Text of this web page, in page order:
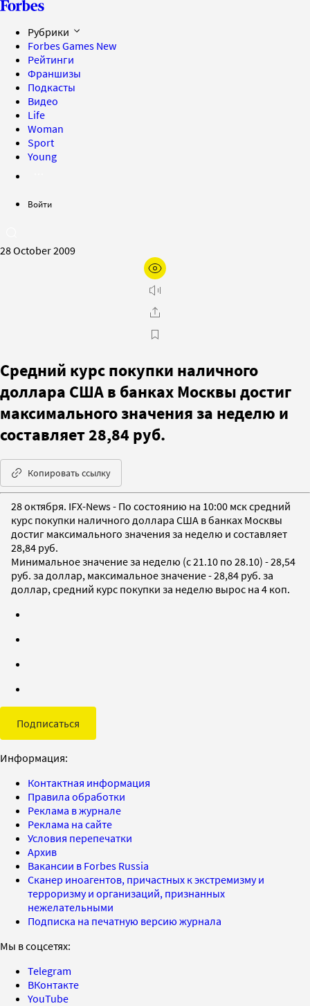
Рубрики
Forbes Games New
Рейтинги
Франшизы
Подкасты
Видео
Life
Woman
Sport
Young
Войти
28 October 2009
Средний курс покупки наличного
доллара США в банках Москвы достиг
максимального значения за неделю и
составляет 28,84 руб.
Копировать ссылку
28 октября. IFX-News - По состоянию на 10:00 мск средний
курс покупки наличного доллара США в банках Москвы
достиг максимального значения за неделю и составляет
28,84 руб.
Минимальное значение за неделю (c 21.10 по 28.10) - 28,54
руб. за доллар, максимальное значение - 28,84 руб. за
доллар, cредний курс покупки за неделю вырос на 4 коп.
Подписаться
Информация:
Контактная информация
Правила обработки
Реклама в журнале
Реклама на сайте
Условия перепечатки
Архив
Вакансии в Forbes Russia
Сканер иноагентов, причастных к экстремизму и
терроризму и организаций, признанных
нежелательными
Подписка на печатную версию журнала
Мы в соцсетях:
Telegram
ВКонтакте
YouTube